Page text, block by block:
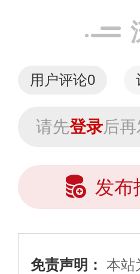
用户评论0
请先登录后
发布
免责声明： 本站